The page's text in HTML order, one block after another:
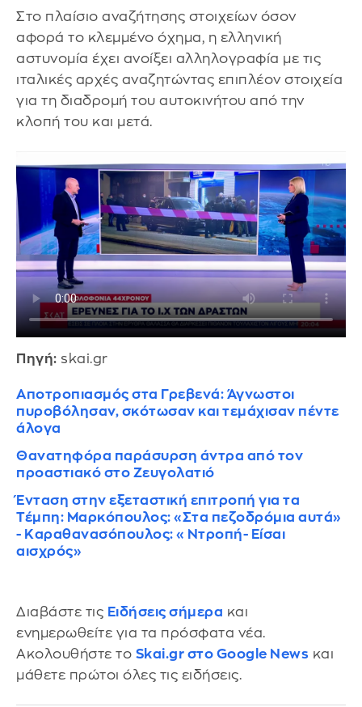
Στο πλαίσιο αναζήτησης στοιχείων όσον
αφορά το κλεμμένο όχημα, η ελληνική
αστυνομία έχει ανοίξει αλληλογραφία με τις
ιταλικές αρχές αναζητώντας επιπλέον στοιχεία
για τη διαδρομή του αυτοκινήτου από την
κλοπή του και μετά.
Πηγή: skai.gr
Αποτροπιασμός στα Γρεβενά: Άγνωστοι
πυροβόλησαν, σκότωσαν και τεμάχισαν πέντε
άλογα
Θανατηφόρα παράσυρση άντρα από τον
προαστιακό στο Ζευγολατιό
Ένταση στην εξεταστική επιτροπή για τα
Τέμπη: Μαρκόπουλος: «Στα πεζοδρόμια αυτά»
- Καραθανασόπουλος: «Ντροπή- Είσαι
αισχρός»
Διαβάστε τις Ειδήσεις σήμερα και
ενημερωθείτε για τα πρόσφατα νέα.
Ακολουθήστε το Skai.gr στο Google News και
μάθετε πρώτοι όλες τις ειδήσεις.